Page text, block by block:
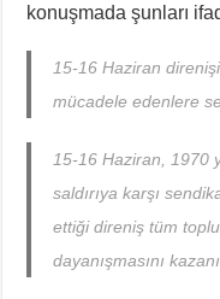
konuşmada şunları
15-16 Haziran
mücadele edenlere
15-16 Haziran, 1970
saldırıya karşı
ettiği direniş tüm
dayanışmasını